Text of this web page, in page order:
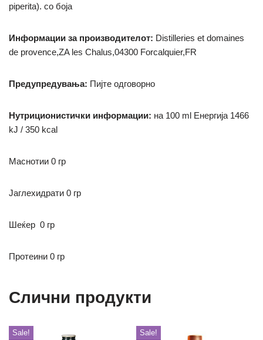
piperita). со боја
Информации за производителот: Distilleries et domaines
de provence,ZA les Chalus,04300 Forcalquier,FR
Предупредувања: Пијте одговорно
Нутриционистички информации: на 100 ml Енергија 1466
kJ / 350 kcal
Маснотии 0 гр
Јаглехидрати 0 гр
Шеќер 0 гр
Протеини 0 гр
Слични продукти
Sale! Sale!